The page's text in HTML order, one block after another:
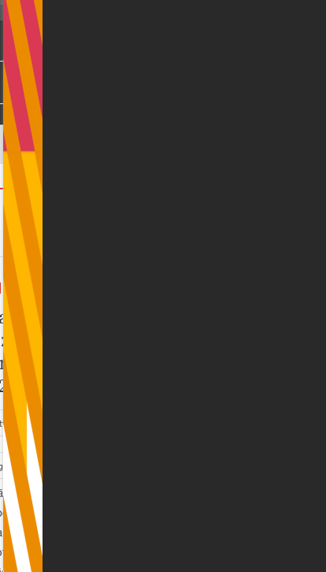
02.08.2022
atbalsta programma
celšanai
1/31/22
raksti
(ESG)
gada 12. jūlija Īsziņā informējām MindLink
par jaunu atbalsta programmu, kas
uz nesen pieņemtajiem MK
Iepriekšējā rakstā aplūkojām,